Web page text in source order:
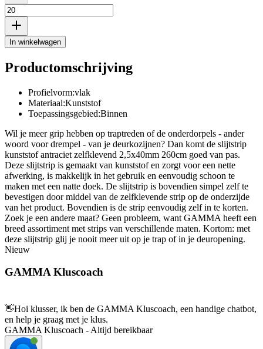
In winkelwagen
Productomschrijving
Profielvorm:vlak
Materiaal:Kunststof
Toepassingsgebied:Binnen
Wil je meer grip hebben op traptreden of de onderdorpels - ander
woord voor drempel - van je deurkozijnen? Dan komt de slijtstrip
kunststof antraciet zelfklevend 2,5x40mm 260cm goed van pas.
Deze slijtstrip is gemaakt van kunststof en zorgt voor een nette
afwerking, is makkelijk in het gebruik en eenvoudig schoon te
maken met een natte doek. De slijtstrip is bovendien simpel zelf te
bevestigen door middel van de zelfklevende strip op de onderzijde
van het product. Bovendien is de strip eenvoudig zelf in te korten.
Zoek je een andere maat? Geen probleem, want GAMMA heeft een
breed assortiment met strips van verschillende maten. Kortom: met
deze slijtstrip glij je nooit meer uit op je trap of in je deuropening.
Nieuw
GAMMA Kluscoach
👋Hoi klusser, ik ben de GAMMA Kluscoach, een handige chatbot,
en help je graag met je klus.
GAMMA Kluscoach - Altijd bereikbaar